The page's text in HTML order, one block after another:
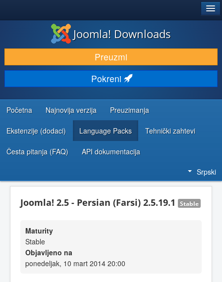
PREUZIMANJE I PROŠIRENJA (EKSTENZIJE)
OTKRIJTE I NAUČITE
ZAJEDNICA I PODRŠKA
RESURSI ZA RAZVOJ
Joomla! Downloads
Preuzmi
Pokreni
Početna Najnovija verzija Preuzimanja
Ekstenzije (dodaci) Language Packs Tehnički zahtevi
Česta pitanja (FAQ) API dokumentacija
Srpski
Joomla! 2.5 - Persian (Farsi) 2.5.19.1 Stable
Maturity
Stable
Objavljeno na
ponedeljak, 10 mart 2014 20:00